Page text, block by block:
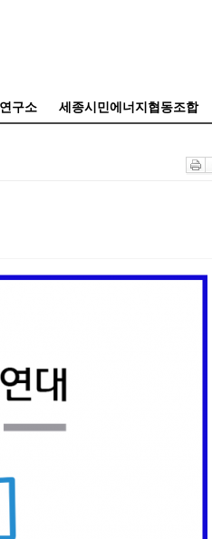
구소 세종시민에너지협동조합